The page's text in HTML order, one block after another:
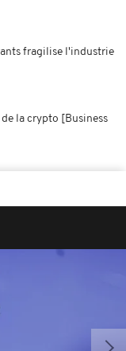
fragilise l'industrie
la crypto [Business